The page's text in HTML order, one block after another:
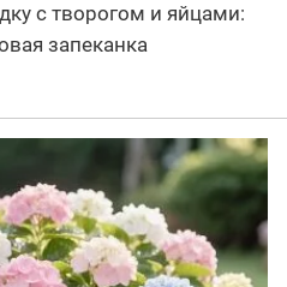
с творогом и яйцами:
запеканка